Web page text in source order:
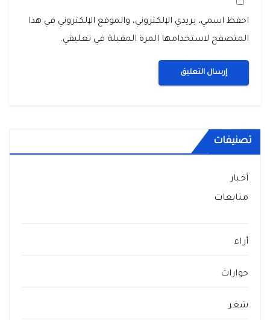
احفظ اسمي، بريدي الإلكتروني، والموقع الإلكتروني في هذا
المتصفح لاستخدامها المرة المقبلة في تعليقي.
تصنيفات
أخبار
متابعات
أراء
حوارات
شعر